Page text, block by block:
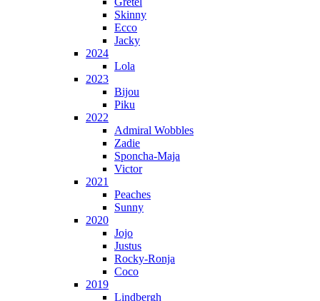
Skinny
Ecco
Jacky
2024
Lola
2023
Bijou
Piku
2022
Admiral Wobbles
Zadie
Sponcha-Maja
Victor
2021
Peaches
Sunny
2020
Jojo
Justus
Rocky-Ronja
Coco
2019
Lindbergh